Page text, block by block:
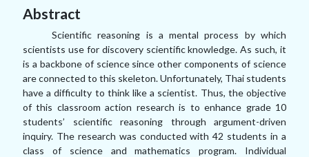
Abstract
Scientific reasoning is a mental process by which
scientists use for discovery scientific knowledge. As such, it
is a backbone of science since other components of science
are connected to this skeleton. Unfortunately, Thai students
have a difficulty to think like a scientist. Thus, the objective
of this classroom action research is to enhance grade 10
students’ scientific reasoning through argument-driven
inquiry. The research was conducted with 42 students in a
class of science and mathematics program. Individual